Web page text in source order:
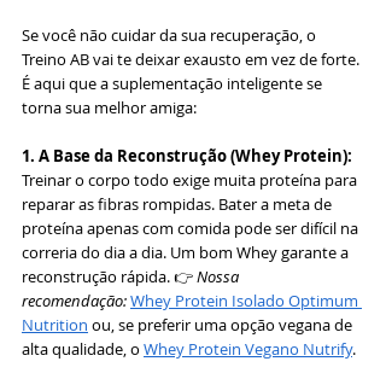
Se você não cuidar da sua recuperação, o
Treino AB vai te deixar exausto em vez de forte.
É aqui que a suplementação inteligente se
torna sua melhor amiga:
1. A Base da Reconstrução (Whey Protein):
Treinar o corpo todo exige muita proteína para
reparar as fibras rompidas. Bater a meta de
proteína apenas com comida pode ser difícil na
correria do dia a dia. Um bom Whey garante a
reconstrução rápida. 👉 Nossa
recomendação:Whey Protein Isolado Optimum
Nutrition ou, se preferir uma opção vegana de
alta qualidade, o Whey Protein Vegano Nutrify.